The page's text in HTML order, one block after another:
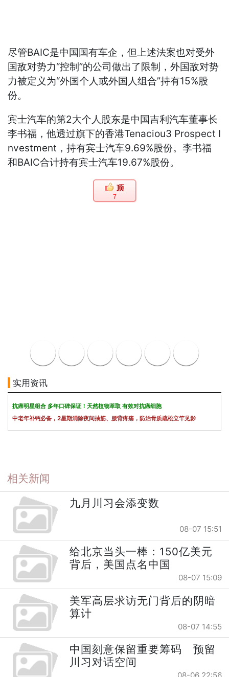
尽管BAIC是中国国有车企，但上述法案也对受外
国敌对势力“控制”的公司做出了限制，外国敌对势
力被定义为“外国个人或外国人组合”持有15%股
份。
宾士汽车的第2大个人股东是中国吉利汽车董事长
李书福，他透过旗下的香港Tenaciou3 Prospect I
nvestment，持有宾士汽车9.69%股份。李书福
和BAIC合计持有宾士汽车19.67%股份。
7
实用资讯
抗癌明星组合 多年口碑保证！天然植物萃取 有效对抗癌细胞
中老年补钙必备，2星期消除夜间抽筋、腰背疼痛，防治骨质疏松立竿见影
相关新闻
九月川习会添变数
08-07 15:51
给北京当头一棒：150亿美元
背后，美国点名中国
08-07 15:09
美军高层求访无门背后的阴暗
算计
08-07 14:55
中国刻意保留重要筹码 预留
川习对话空间